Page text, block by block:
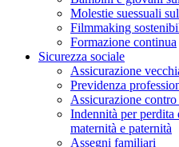
Molestie suessuali
Filmmaking
Formazione continua
Sicurezza sociale
Assicurazione
Previdenza
Assicurazione
Indennità per
maternità e paternità
Assegni familiari